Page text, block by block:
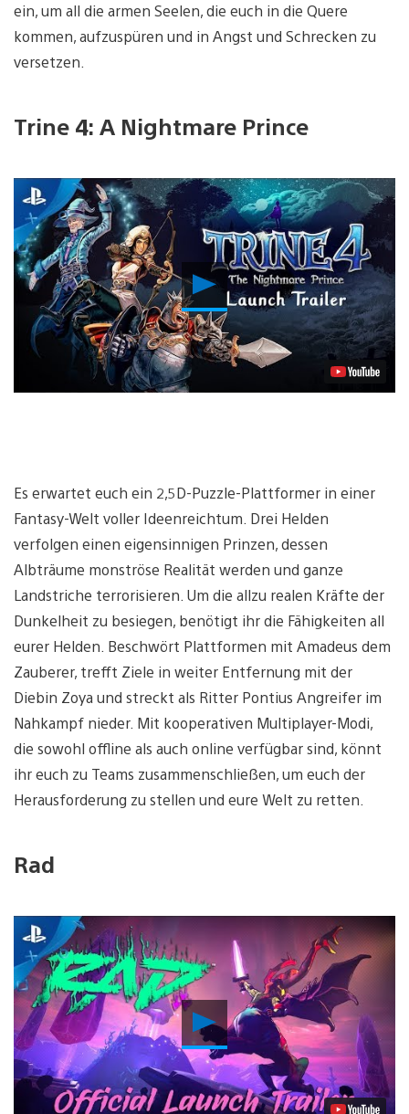
ein, um all die armen Seelen, die euch in die Quere
kommen, aufzuspüren und in Angst und Schrecken zu
versetzen.
Trine 4: A Nightmare Prince
Video
abspielen
Es erwartet euch ein 2,5D-Puzzle-Plattformer in einer
Fantasy-Welt voller Ideenreichtum. Drei Helden
verfolgen einen eigensinnigen Prinzen, dessen
Albträume monströse Realität werden und ganze
Landstriche terrorisieren. Um die allzu realen Kräfte der
Dunkelheit zu besiegen, benötigt ihr die Fähigkeiten all
eurer Helden. Beschwört Plattformen mit Amadeus dem
Zauberer, trefft Ziele in weiter Entfernung mit der
Diebin Zoya und streckt als Ritter Pontius Angreifer im
Nahkampf nieder. Mit kooperativen Multiplayer-Modi,
die sowohl offline als auch online verfügbar sind, könnt
ihr euch zu Teams zusammenschließen, um euch der
Herausforderung zu stellen und eure Welt zu retten.
Rad
Video
abspielen